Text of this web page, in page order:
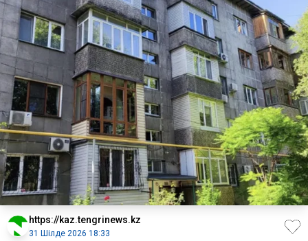
https://kaz.tengrinews.kz
31 Шілде 2026 18:33